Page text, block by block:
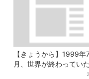
【きょうから】1999年
月、世界が終わってい
約10万人動員のホラー